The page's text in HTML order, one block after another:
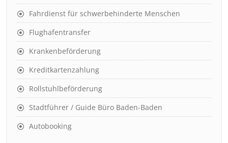
Fahrdienst für schwerbehinderte Menschen
Flughafentransfer
Krankenbeförderung
Kreditkartenzahlung
Rollstuhlbeförderung
Stadtführer / Guide Büro Baden-Baden
Autobooking